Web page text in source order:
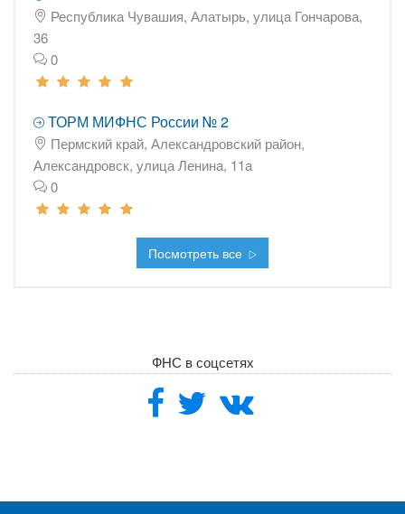
Республика Чувашия, Алатырь, улица Гончарова,
36
0
ТОРМ МИФНС России № 2
Пермский край, Александровский район,
Александровск, улица Ленина, 11а
0
Посмотреть все
ФНС в соцсетях